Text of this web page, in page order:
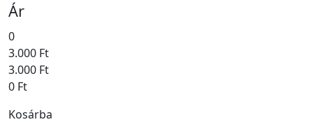
Ár
0
3.000 Ft
3.000 Ft
0 Ft
Kosárba